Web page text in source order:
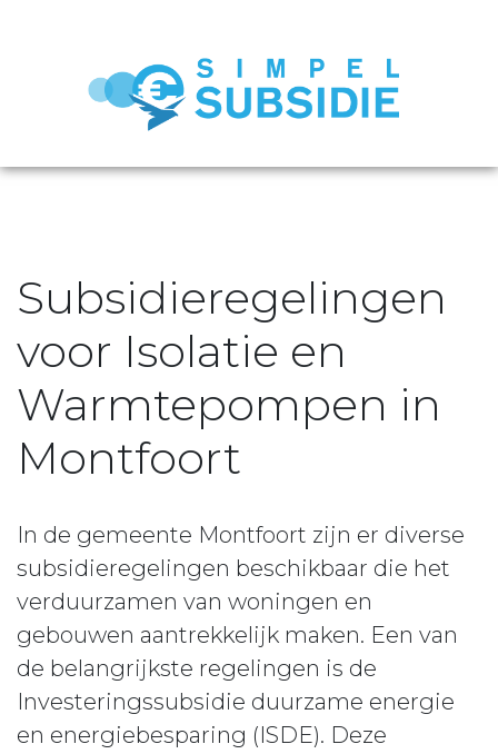
Subsidieregelingen
voor Isolatie en
Warmtepompen in
Montfoort
In de gemeente Montfoort zijn er diverse
subsidieregelingen beschikbaar die het
verduurzamen van woningen en
gebouwen aantrekkelijk maken. Een van
de belangrijkste regelingen is de
Investeringssubsidie duurzame energie
en energiebesparing (ISDE). Deze